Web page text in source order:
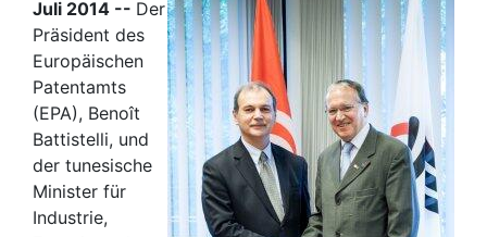
Juli 2014 -- Der
Präsident des
Europäischen
Patentamts
(EPA), Benoît
Battistelli, und
der tunesische
Minister für
Industrie,